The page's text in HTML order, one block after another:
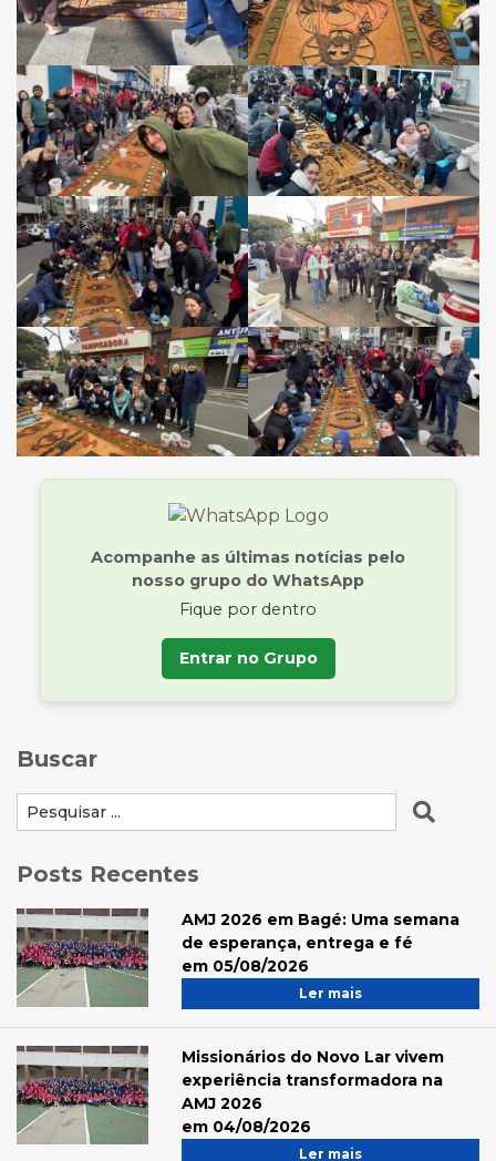
Acompanhe as últimas notícias pelo
nosso grupo do WhatsApp
Fique por dentro
Entrar no Grupo
Buscar
Posts Recentes
AMJ 2026 em Bagé: Uma semana
de esperança, entrega e fé
em 05/08/2026
Ler mais
Missionários do Novo Lar vivem
experiência transformadora na
AMJ 2026
em 04/08/2026
Ler mais